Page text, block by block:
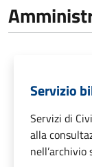
Servizio
Servizi di
alla
nell’archivio